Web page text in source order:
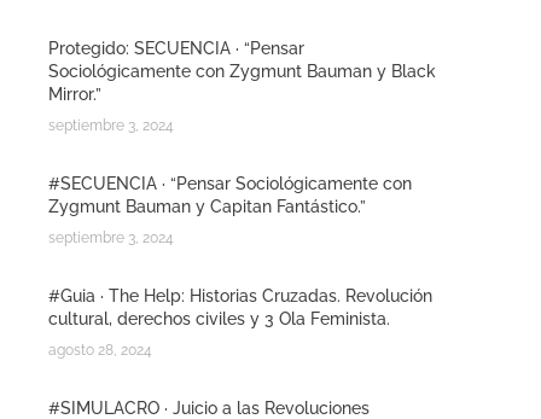
Protegido: SECUENCIA · “Pensar
Sociológicamente con Zygmunt Bauman y Black
Mirror.”
septiembre 3, 2024
#SECUENCIA · “Pensar Sociológicamente con
Zygmunt Bauman y Capitan Fantástico.”
septiembre 3, 2024
#Guia · The Help: Historias Cruzadas. Revolución
cultural, derechos civiles y 3 Ola Feminista.
agosto 28, 2024
#SIMULACRO · Juicio a las Revoluciones